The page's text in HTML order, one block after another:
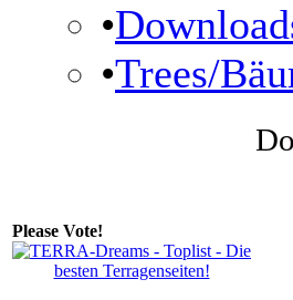
•
•Trees/
Please Vote!